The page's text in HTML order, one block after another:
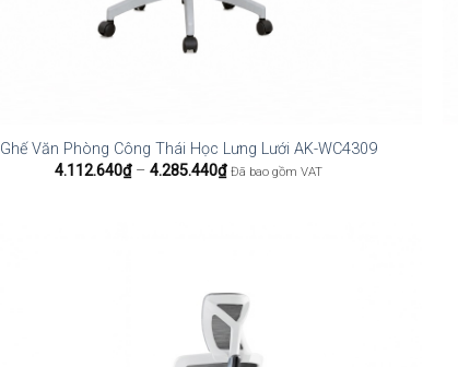
Ghế Văn Phòng Công Thái Học Lưng Lưới AK-WC4309
4.112.640₫ – 4.285.440₫Khoảng
giá:
Đã bao gồm VAT